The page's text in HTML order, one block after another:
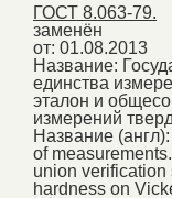
ГОСТ 8.063-79.
заменён
от: 01.08.2013
Название:
единства
эталон и
измерений
Название (англ):
of
union verification
hardness on